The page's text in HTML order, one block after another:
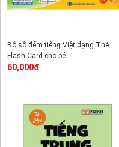
Bộ số đếm tiếng Việt dạng Thẻ
Flash Card cho bé
60,000đ